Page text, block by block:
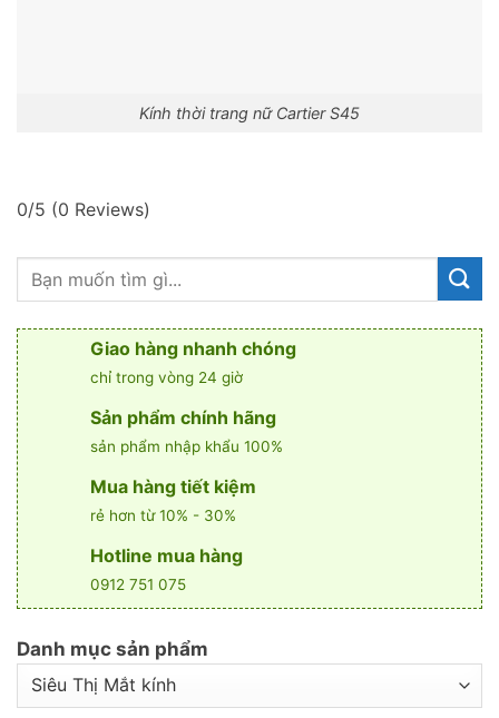
Kính thời trang nữ Cartier S45
0/5 (0 Reviews)
Giao hàng nhanh chóng
chỉ trong vòng 24 giờ
Sản phẩm chính hãng
sản phẩm nhập khẩu 100%
Mua hàng tiết kiệm
rẻ hơn từ 10% - 30%
Hotline mua hàng
0912 751 075
Danh mục sản phẩm